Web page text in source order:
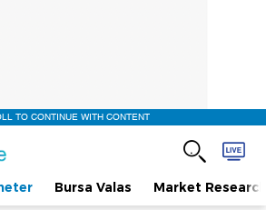
TO CONTINUE WITH CONTENT
Bursa Valas Market Research